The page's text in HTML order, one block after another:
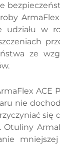
udziału w
ze
ACE
nie
się